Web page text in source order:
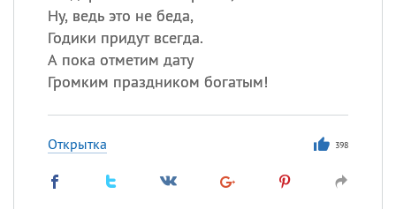
Ну, ведь это не беда,
Годики придут всегда.
А пока отметим дату
Громким праздником богатым!
Открытка 398